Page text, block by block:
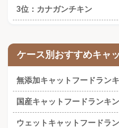
3位：カナガンチキン
ケース別おすすめキャ
無添加キャットフードラン
国産キャットフードランキ
ウェットキャットフードラ